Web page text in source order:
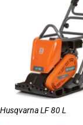
Husqvarna LF 80 L